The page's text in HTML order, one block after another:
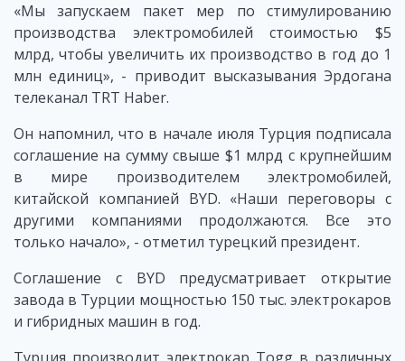
«Мы запускаем пакет мер по стимулированию
производства электромобилей стоимостью $5
млрд, чтобы увеличить их производство в год до 1
млн единиц», - приводит высказывания Эрдогана
телеканал TRT Haber.
Он напомнил, что в начале июля Турция подписала
соглашение на сумму свыше $1 млрд с крупнейшим
в мире производителем электромобилей,
китайской компанией BYD. «Наши переговоры с
другими компаниями продолжаются. Все это
только начало», - отметил турецкий президент.
Соглашение с BYD предусматривает открытие
завода в Турции мощностью 150 тыс. электрокаров
и гибридных машин в год.